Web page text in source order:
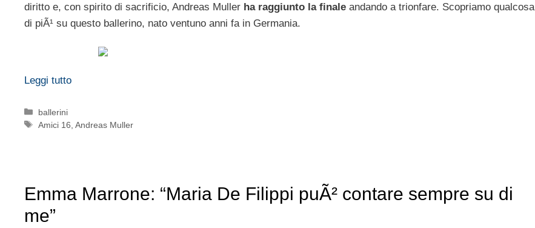
diritto e, con spirito di sacrificio, Andreas Muller ha raggiunto la finale andando a trionfare. Scopriamo qualcosa
di piÃ¹ su questo ballerino, nato ventuno anni fa in Germania.
Leggi tutto
Categorie
ballerini
Tag
Amici 16 ,Andreas Muller
Emma Marrone: “Maria De Filippi puÃ² contare sempre su di
me”